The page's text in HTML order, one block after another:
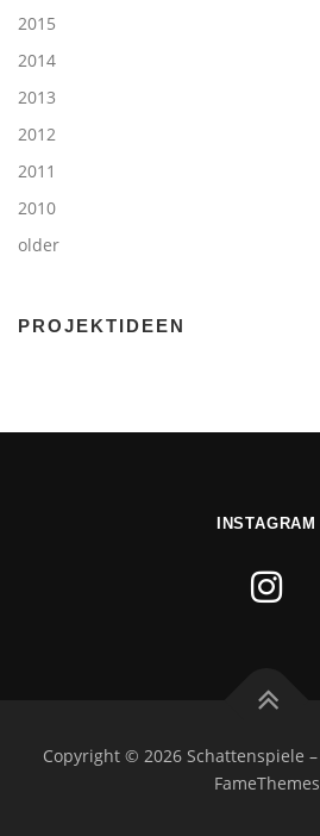
2015
2014
2013
2012
2011
2010
older
PROJEKTIDEEN
INSTAGRAM
Copyright © 2026 Schattenspiele –
FameThemes